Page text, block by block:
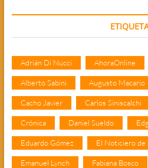
Adrián Di Nucci AhoraOnline
Alberto Sabini Augusto Macario
Cacho Javier Carlos Siniscalchi
Crónica Daniel Sueldo
Eduardo Gómez El Noticiero de
Emanuel Lynch Fabiana Bosco